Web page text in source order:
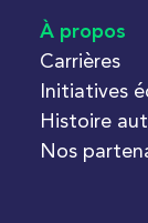
À propos
Carrières
Initiatives
Histoire
Nos